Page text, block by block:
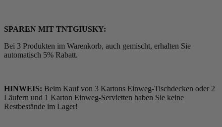
SPAREN MIT TNTGIUSKY:
Bei 3 Produkten im Warenkorb, auch gemischt, erhalten Sie
automatisch 5% Rabatt.
HINWEIS: Beim Kauf von 3 Kartons Einweg-Tischdecken oder 2
Läufern und 1 Karton Einweg-Servietten haben Sie keine
Restbestände im Lager!